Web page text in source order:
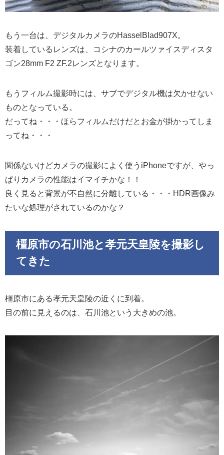
もう一台は、デジタルカメラのHasselBlad907X。
装着しているレンズは、コシナのカールツァイスディスタ
ゴン28mm F2 ZF.2レンズとなります。
もうフィルム撮影時には、サブでデジタル機は欠かせない
ものとなっている。
だってね・・・ほらフィルムだけだとお金が掛かってしま
ってね・・・
関係ないけどカメラの撮影によく使うiPhoneですが、やっ
ぱりカメラの性能はイマイチかな！！
良く見ると背景が不自然に分離している・・・HDR画像み
たいな処理がされているのかな？
橿原市の石川池と孝元天皇陵を撮影し
てきた
橿原市にある孝元天皇陵の近くに到着。
目の前に見えるのは、石川池という大きめの池。